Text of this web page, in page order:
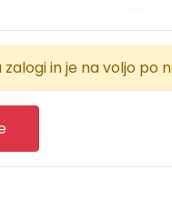
in je na voljo po